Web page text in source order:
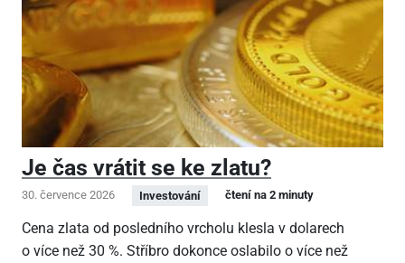
Je čas vrátit se ke zlatu?
30. července 2026 Investování čtení na 2 minuty
Cena zlata od posledního vrcholu klesla v dolarech
o více než 30 %. Stříbro dokonce oslabilo o více než